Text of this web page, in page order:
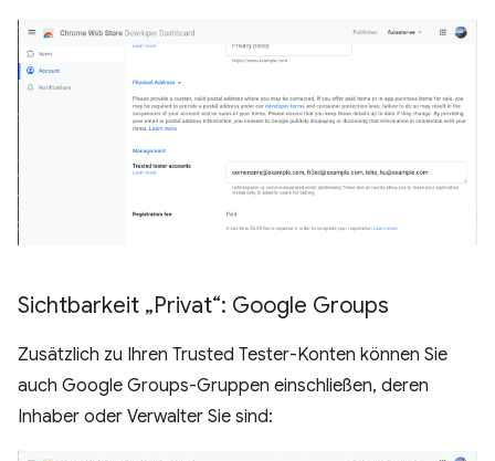
Sichtbarkeit „Privat“: Google Groups
Zusätzlich zu Ihren Trusted Tester-Konten können Sie
auch Google Groups-Gruppen einschließen, deren
Inhaber oder Verwalter Sie sind: